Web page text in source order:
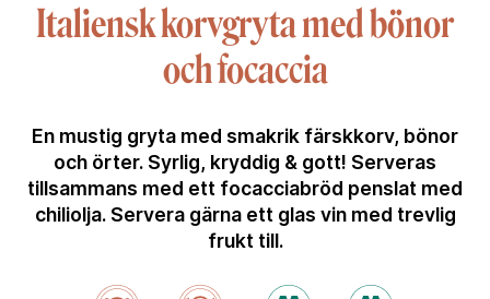
Italiensk korvgryta med bönor
och focaccia
En mustig gryta med smakrik färskkorv, bönor
och örter. Syrlig, kryddig & gott! Serveras
tillsammans med ett focacciabröd penslat med
chiliolja. Servera gärna ett glas vin med trevlig
frukt till.